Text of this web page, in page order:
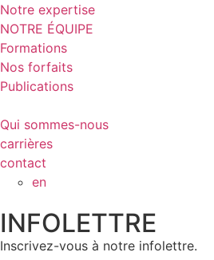
Notre expertise
NOTRE ÉQUIPE
Formations
Nos forfaits
Publications
Qui sommes-nous
carrières
contact
en
INFOLETTRE
Inscrivez-vous à notre infolettre.